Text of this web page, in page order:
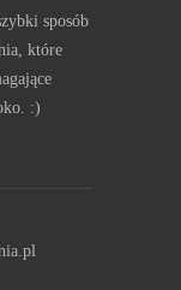
sposób
które
:)